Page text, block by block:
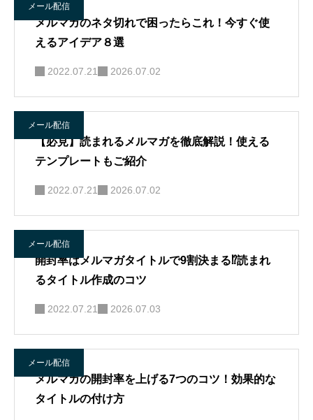
メール配信
メルマガのネタ切れで困ったらこれ！今すぐ使
えるアイデア８選
2022.07.21 2026.07.02
メール配信
【必見】読まれるメルマガを徹底解説！使える
テンプレートもご紹介
2022.07.21 2026.07.02
メール配信
開封率はメルマガタイトルで9割決まる⁉︎読まれ
るタイトル作成のコツ
2022.07.21 2026.07.03
メール配信
メルマガの開封率を上げる7つのコツ！効果的な
タイトルの付け方